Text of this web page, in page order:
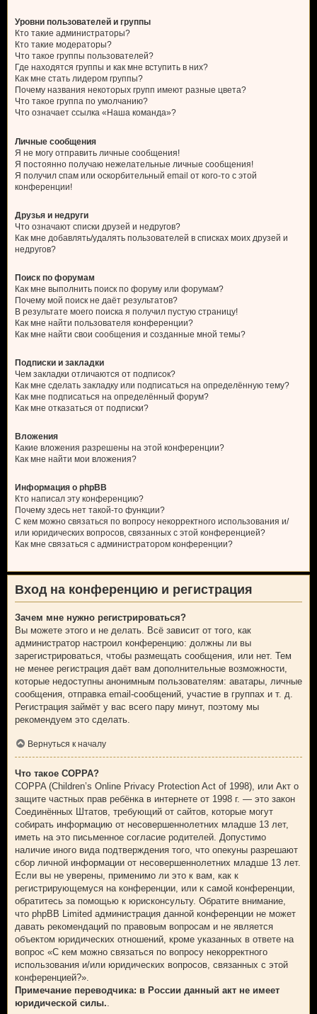
Уровни пользователей и группы
Кто такие администраторы?
Кто такие модераторы?
Что такое группы пользователей?
Где находятся группы и как мне вступить в них?
Как мне стать лидером группы?
Почему названия некоторых групп имеют разные цвета?
Что такое группа по умолчанию?
Что означает ссылка «Наша команда»?
Личные сообщения
Я не могу отправить личные сообщения!
Я постоянно получаю нежелательные личные сообщения!
Я получил спам или оскорбительный email от кого-то с этой
конференции!
Друзья и недруги
Что означают списки друзей и недругов?
Как мне добавлять/удалять пользователей в списках моих друзей и
недругов?
Поиск по форумам
Как мне выполнить поиск по форуму или форумам?
Почему мой поиск не даёт результатов?
В результате моего поиска я получил пустую страницу!
Как мне найти пользователя конференции?
Как мне найти свои сообщения и созданные мной темы?
Подписки и закладки
Чем закладки отличаются от подписок?
Как мне сделать закладку или подписаться на определённую тему?
Как мне подписаться на определённый форум?
Как мне отказаться от подписки?
Вложения
Какие вложения разрешены на этой конференции?
Как мне найти мои вложения?
Информация о phpBB
Кто написал эту конференцию?
Почему здесь нет такой-то функции?
С кем можно связаться по вопросу некорректного использования и/
или юридических вопросов, связанных с этой конференцией?
Как мне связаться с администратором конференции?
Вход на конференцию и регистрация
Зачем мне нужно регистрироваться?
Вы можете этого и не делать. Всё зависит от того, как
администратор настроил конференцию: должны ли вы
зарегистрироваться, чтобы размещать сообщения, или нет. Тем
не менее регистрация даёт вам дополнительные возможности,
которые недоступны анонимным пользователям: аватары, личные
сообщения, отправка email-сообщений, участие в группах и т. д.
Регистрация займёт у вас всего пару минут, поэтому мы
рекомендуем это сделать.
Вернуться к началу
Что такое COPPA?
COPPA (Children’s Online Privacy Protection Act of 1998), или Акт о
защите частных прав ребёнка в интернете от 1998 г. — это закон
Соединённых Штатов, требующий от сайтов, которые могут
собирать информацию от несовершеннолетних младше 13 лет,
иметь на это письменное согласие родителей. Допустимо
наличие иного вида подтверждения того, что опекуны разрешают
сбор личной информации от несовершеннолетних младше 13 лет.
Если вы не уверены, применимо ли это к вам, как к
регистрирующемуся на конференции, или к самой конференции,
обратитесь за помощью к юрисконсульту. Обратите внимание,
что phpBB Limited администрация данной конференции не может
давать рекомендаций по правовым вопросам и не является
объектом юридических отношений, кроме указанных в ответе на
вопрос «С кем можно связаться по вопросу некорректного
использования и/или юридических вопросов, связанных с этой
конференцией?».
Примечание переводчика: в России данный акт не имеет
юридической силы..